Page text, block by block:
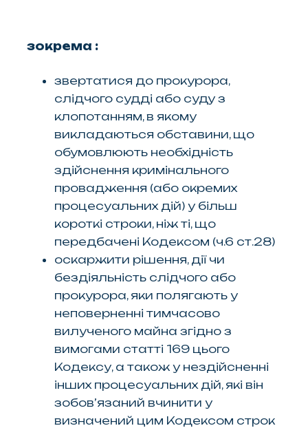
зокрема :
звертатися до прокурора,
слідчого судді або суду з
клопотанням, в якому
викладаються обставини, що
обумовлюють необхідність
здійснення кримінального
провадження (або окремих
процесуальних дій) у більш
короткі строки, ніж ті, що
передбачені Кодексом (ч.6 ст.28)
оскаржити рішення, дії чи
бездіяльність слідчого або
прокурора, яки полягають у
неповерненні тимчасово
вилученого майна згідно з
вимогами статті 169 цього
Кодексу, а також у нездійсненні
інших процесуальних дій, які він
зобов’язаний вчинити у
визначений цим Кодексом строк